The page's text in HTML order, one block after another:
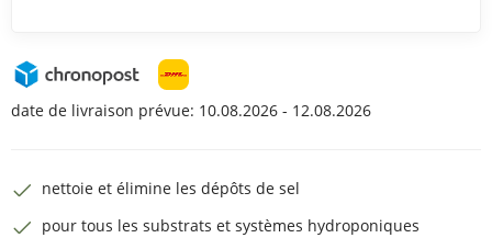
date de livraison prévue: 10.08.2026 - 12.08.2026
nettoie et élimine les dépôts de sel
pour tous les substrats et systèmes hydroponiques